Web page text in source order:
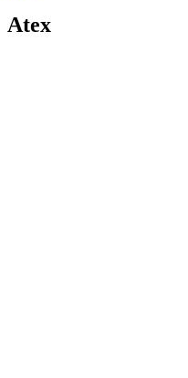
Atex